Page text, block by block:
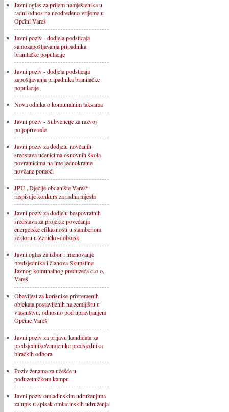
Javni oglas za prijem namještenika u
radni odnos na neodređeno vrijeme u
Općini Vareš
Javni poziv - dodjela podsticaja
samozapošljavanja pripadnika
branilačke populacije
Javni poziv - dodjela podsticaja
zapošljavanja pripadnika branilačke
populacije
Nova odluka o komunalnim taksama
Javni poziv - Subvencije za razvoj
poljoprivrede
Javni poziv za dodjelu novčanih
sredstava učenicima osnovnih škola
povratnicima na ime jednokratne
novčane pomoći
JPU „Dječije obdanište Vareš“
raspisuje konkurs za radna mjesta
Javni poziv za dodjelu bespovratnih
sredstava za projekte povećanja
energetske efikasnosti u stambenom
sektoru u Zeničko-dobojsk
Javni oglas za izbor i imenovanje
predsjednika i članova Skupštine
Javnog komunalnog preduzeća d.o.o.
Vareš
Obavijest za korisnike privremenih
objekata postavljenih na zemljištu u
vlasništvu, odnosno pod upravljanjem
Općine Vareš
Javni poziv za prijavu kandidata za
predsjednike/zamjenike predsjednika
biračkih odbora
Poziv ženama za učešće u
poduzetničkom kampu
Javni poziv omladinskim udruženjima
za upis u spisak omladinskih udruženja